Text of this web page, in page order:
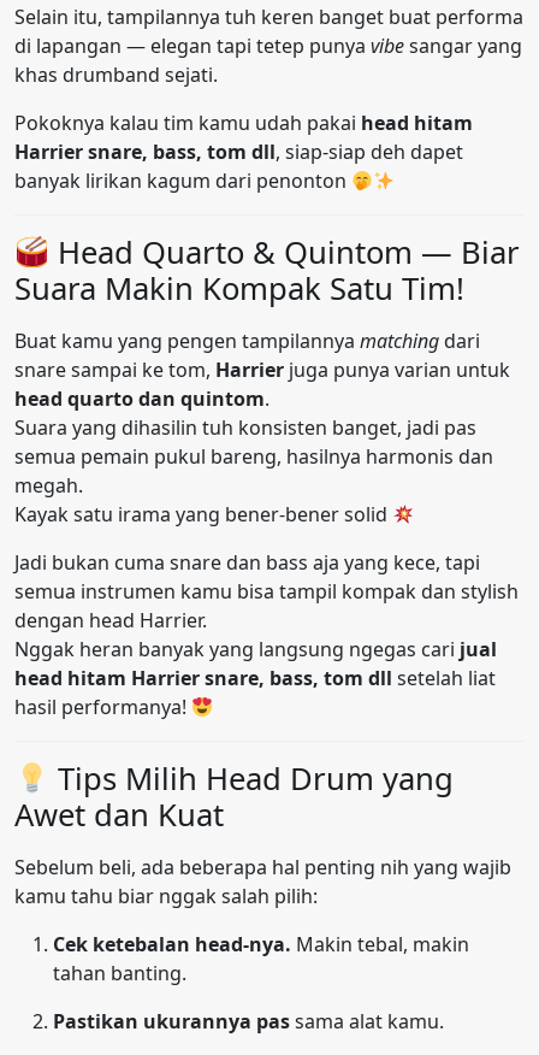
Selain itu, tampilannya tuh keren banget buat performa
di lapangan — elegan tapi tetep punya vibesangar yang
khas drumband sejati.
Pokoknya kalau tim kamu udah pakai head hitam
Harrier snare, bass, tom dll, siap-siap deh dapet
banyak lirikan kagum dari penonton
Head Quarto & Quintom — Biar
Suara Makin Kompak Satu Tim!
Buat kamu yang pengen tampilannya matchingdari
snare sampai ke tom, Harrier juga punya varian untuk
head quarto dan quintom.
Suara yang dihasilin tuh konsisten banget, jadi pas
semua pemain pukul bareng, hasilnya harmonis dan
megah.
Kayak satu irama yang bener-bener solid
Jadi bukan cuma snare dan bass aja yang kece, tapi
semua instrumen kamu bisa tampil kompak dan stylish
dengan head Harrier.
Nggak heran banyak yang langsung ngegas cari jual
head hitam Harrier snare, bass, tom dll setelah liat
hasil performanya!
Tips Milih Head Drum yang
Awet dan Kuat
Sebelum beli, ada beberapa hal penting nih yang wajib
kamu tahu biar nggak salah pilih:
Cek ketebalan head-nya. Makin tebal, makin
tahan banting.
Pastikan ukurannya passama alat kamu.